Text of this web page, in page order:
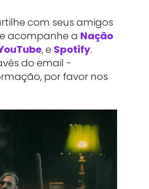
com seus amigos
acompanhe a Nação
, e Spotify.
do email -
por favor nos